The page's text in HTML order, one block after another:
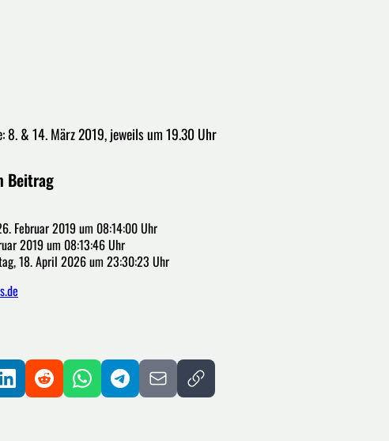
8. & 14. März 2019, jeweils um 19.30 Uhr
Beitrag
Februar 2019 um 08:14:00 Uhr
2019 um 08:13:46 Uhr
18. April 2026 um 23:30:23 Uhr